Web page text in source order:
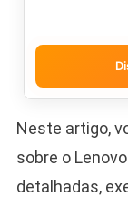
Neste artigo,
sobre o
detalhadas,